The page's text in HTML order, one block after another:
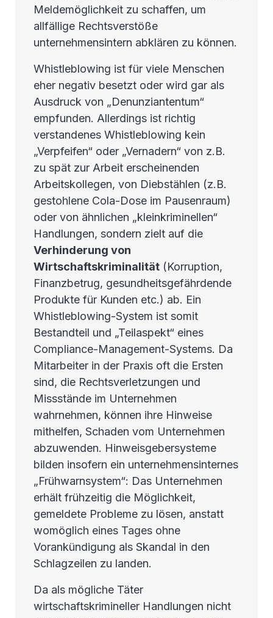
Meldemöglichkeit zu schaffen, um
allfällige Rechtsverstöße
unternehmensintern abklären zu können.
Whistleblowing ist für viele Menschen
eher negativ besetzt oder wird gar als
Ausdruck von „Denunziantentum“
empfunden. Allerdings ist richtig
verstandenes Whistleblowing kein
„Verpfeifen“ oder „Vernadern“ von z.B.
zu spät zur Arbeit erscheinenden
Arbeitskollegen, von Diebstählen (z.B.
gestohlene Cola-Dose im Pausenraum)
oder von ähnlichen „kleinkriminellen“
Handlungen, sondern zielt auf die
Verhinderung von
Wirtschaftskriminalität (Korruption,
Finanzbetrug, gesundheitsgefährdende
Produkte für Kunden etc.) ab. Ein
Whistleblowing-System ist somit
Bestandteil und „Teilaspekt“ eines
Compliance-Management-Systems. Da
Mitarbeiter in der Praxis oft die Ersten
sind, die Rechtsverletzungen und
Missstände im Unternehmen
wahrnehmen, können ihre Hinweise
mithelfen, Schaden vom Unternehmen
abzuwenden. Hinweisgebersysteme
bilden insofern ein unternehmensinternes
„Frühwarnsystem“: Das Unternehmen
erhält frühzeitig die Möglichkeit,
gemeldete Probleme zu lösen, anstatt
womöglich eines Tages ohne
Vorankündigung als Skandal in den
Schlagzeilen zu landen.
Da als mögliche Täter
wirtschaftskrimineller Handlungen nicht